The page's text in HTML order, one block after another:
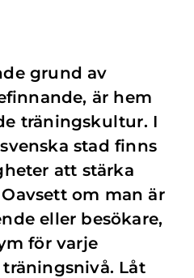
grund av
är hem
träningskultur. I
stad finns
att stärka
om man är
eller besökare,
för varje
Låt